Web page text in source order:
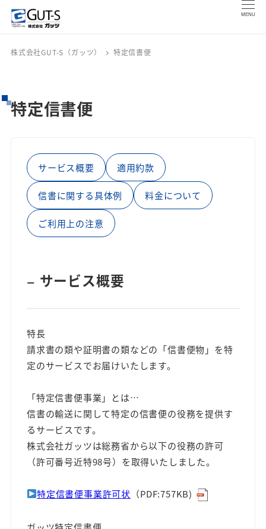
MENU
株式会社GUT-S（ガッツ） 特定信書便
特定信書便
サービス概要 適用約款
信書に関する具体例 料金について
ご利用上の注意
ー サービス概要
特長
請求書の類や証明書の類などの「信書便物」を特
定のサービスでお届けいたします。
「特定信書便事業」とは…
信書の輸送に関して特定の信書便の役務を提供す
るサービスです。
株式会社ガッツは総務省から以下の役務の許可
（許可番号近特98号）を取得いたしました。
特定信書便事業許可状 （PDF:757KB)